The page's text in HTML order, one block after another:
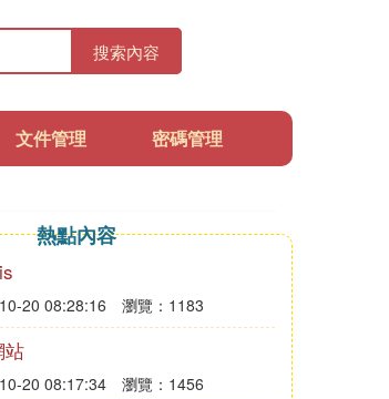
搜索內容
文件管理 密碼管理
熱點內容
20 08:28:16 瀏覽：1183
站
20 08:17:34 瀏覽：1456